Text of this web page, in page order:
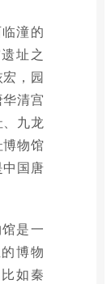
潼的
址之
，园
清宫
九龙
物馆
国唐
是一
博物
如秦